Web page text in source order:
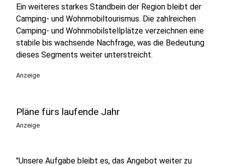
Ein weiteres starkes Standbein der Region bleibt der
Camping- und Wohnmobiltourismus. Die zahlreichen
Camping- und Wohnmobilstellplätze verzeichnen eine
stabile bis wachsende Nachfrage, was die Bedeutung
dieses Segments weiter unterstreicht.
Anzeige
Pläne fürs laufende Jahr
Anzeige
"Unsere Aufgabe bleibt es, das Angebot weiter zu